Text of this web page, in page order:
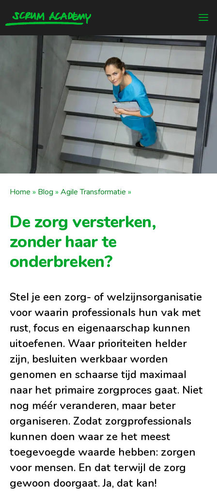
Home » Blog » Agile Transformatie »
De zorg versterken,
zonder haar te
onderbreken?
Stel je een zorg- of welzijnsorganisatie
voor waarin professionals hun vak met
rust, focus en eigenaarschap kunnen
uitoefenen. Waar prioriteiten helder
zijn, besluiten werkbaar worden
genomen en schaarse tijd maximaal
naar het primaire zorgproces gaat. Niet
nog méér veranderen, maar beter
organiseren. Zodat zorgprofessionals
kunnen doen waar ze het meest
toegevoegde waarde hebben: zorgen
voor mensen. En dat terwijl de zorg
gewoon doorgaat. Ja, dat kan!